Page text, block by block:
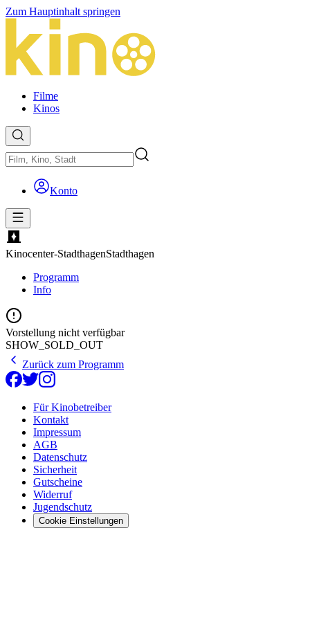
Zum Hauptinhalt springen
Filme
Kinos
Konto
Kinocenter-StadthagenStadthagen
Programm
Info
Vorstellung nicht verfügbar
SHOW_SOLD_OUT
Zurück zum Programm
Für Kinobetreiber
Kontakt
Impressum
AGB
Datenschutz
Sicherheit
Gutscheine
Widerruf
Jugendschutz
Cookie Einstellungen